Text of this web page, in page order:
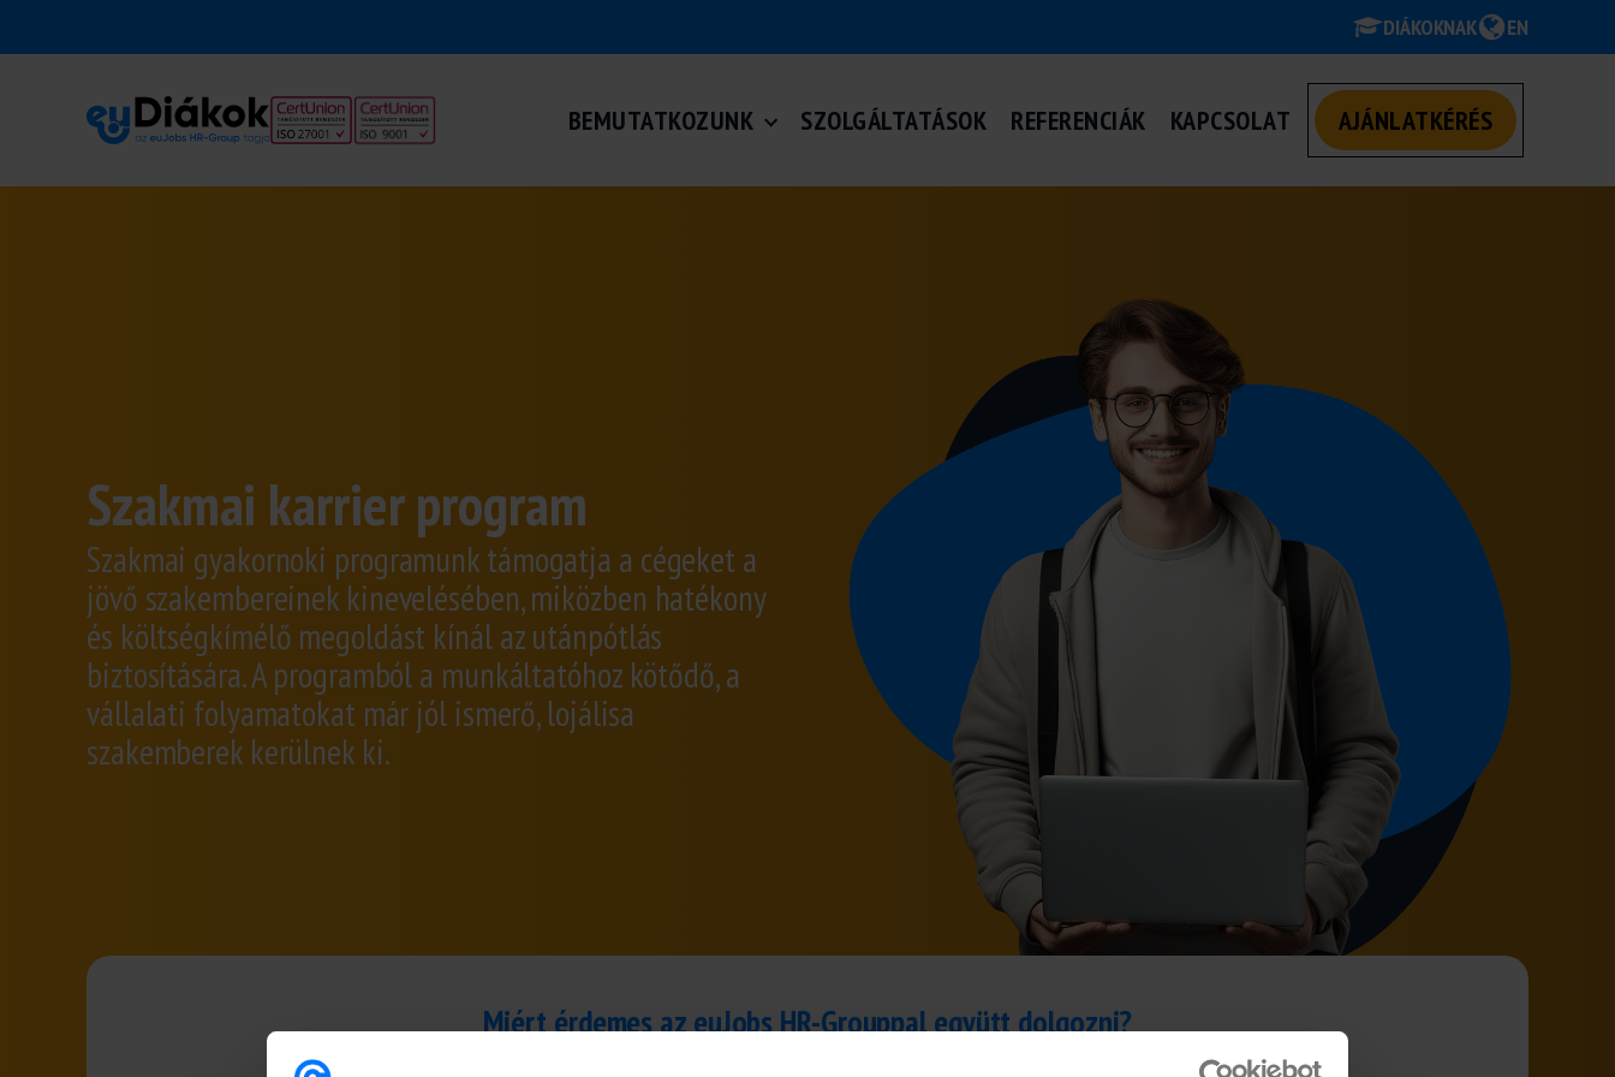
DIÁKOKNAK EN
BEMUTATKOZUNK SZOLGÁLTATÁSOK REFERENCIÁK KAPCSOLAT AJÁNLATKÉRÉS
Szakmai karrier program
Szakmai gyakornoki programunk támogatja a cégeket a
jövő szakembereinek kinevelésében, miközben hatékony
és költségkímélő megoldást kínál az utánpótlás
biztosítására. A programból a munkáltatóhoz kötődő, a
vállalati folyamatokat már jól ismerő, lojálisa
szakemberek kerülnek ki.
Miért érdemes az euJobs HR-Grouppal együtt dolgozni?